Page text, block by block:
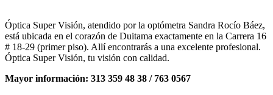
Óptica Super Visión, atendido por la optómetra Sandra Rocío Báez,
está ubicada en el corazón de Duitama exactamente en la Carrera 16
# 18-29 (primer piso). Allí encontrarás a una excelente profesional.
Óptica Super Visión, tu visión con calidad.
Mayor información: 313 359 48 38 / 763 0567